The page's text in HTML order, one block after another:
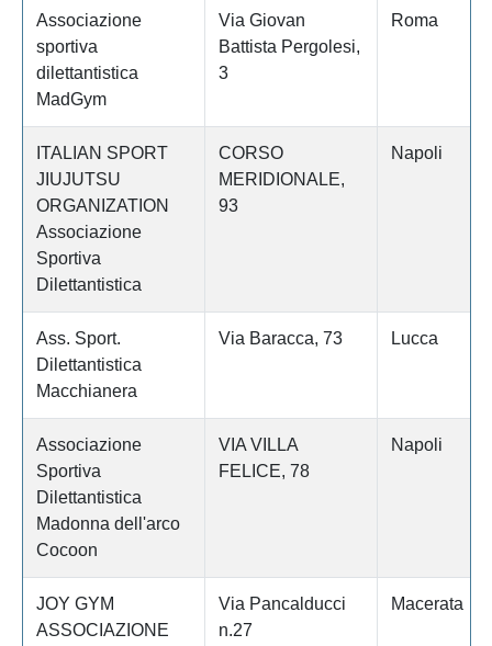
Associazione
sportiva
dilettantistica
MadGym
Via Giovan
Battista Pergolesi,
3
Roma
ITALIAN SPORT
JIUJUTSU
ORGANIZATION
Associazione
Sportiva
Dilettantistica
CORSO
MERIDIONALE,
93
Napoli
Ass. Sport.
Dilettantistica
Macchianera
Via Baracca, 73 Lucca
Associazione
Sportiva
Dilettantistica
Madonna dell'arco
Cocoon
VIA VILLA
FELICE, 78
Napoli
JOY GYM
ASSOCIAZIONE
Via Pancalducci
n.27
Macerata